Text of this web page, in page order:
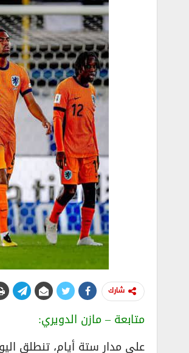
شارك
متابعة – مازن الدويري: